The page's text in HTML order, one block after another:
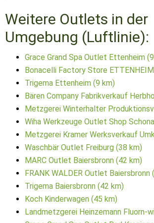
Weitere Outlets in der
Umgebung (Luftlinie):
Grace Grand Spa Outlet Ettenheim
Bonacelli Factory Store
Trigema Ettenheim (9 km)
Bären Company Fabrikverkauf
Metzgerei Winterhalter
Wiha Werkzeuge Outlet Shop
Metzgerei Kramer Werksverkauf
Waschbär Outlet Freiburg (38 km)
MARC Outlet Baiersbronn (42 km)
FRANK WALDER Outlet Baiersbronn
Trigema Baiersbronn (42 km)
Koch Kinderwagen (45 km)
Landmetzgerei Heinzemann Fluorn-